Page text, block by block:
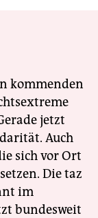
kommenden
jetzt
Auch
sich vor Ort
Die taz
im
bundesweit